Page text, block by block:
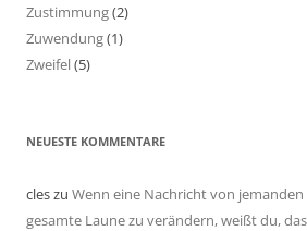
Zustimmung(2)
Zuwendung(1)
Zweifel(5)
NEUESTE KOMMENTARE
cleszu Wenn eine Nachricht von
gesamte Laune zu verändern, weißt du,